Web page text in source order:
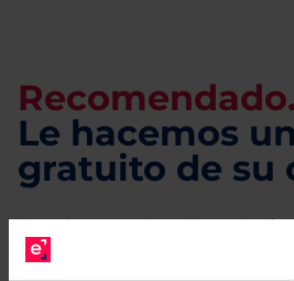
Recomendado.
Le hacemos
gratuito de su
Descárguese el archivoe
sus Fondos y nuestros